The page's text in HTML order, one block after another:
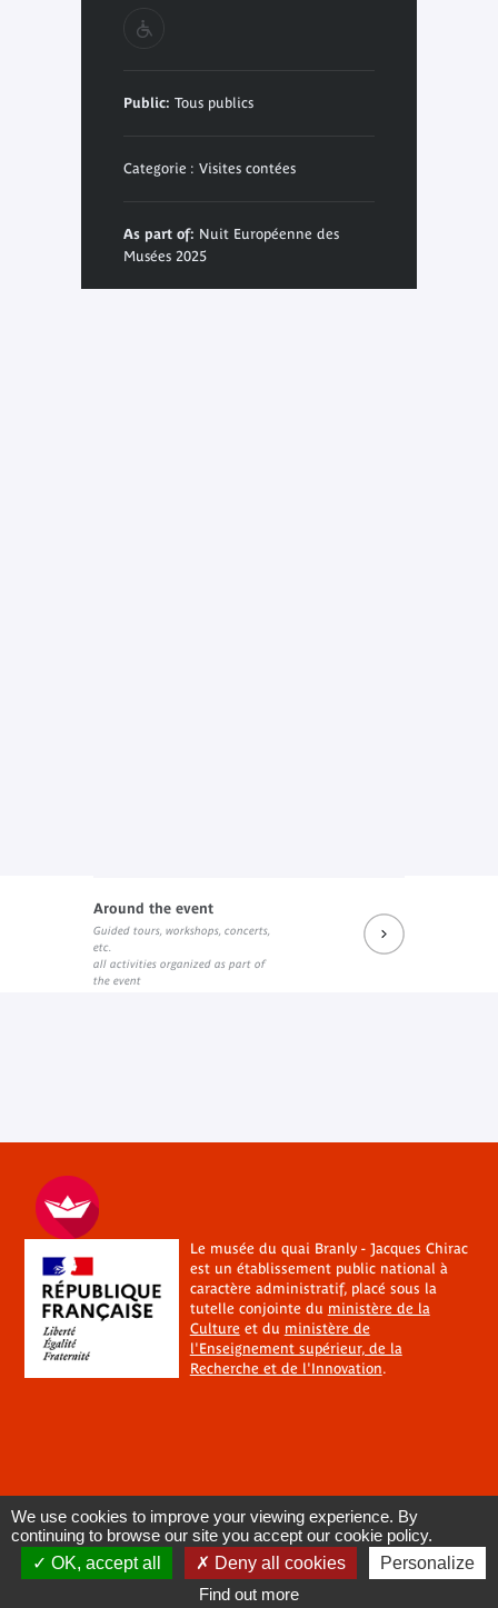
Public: Tous publics
Categorie : Visites contées
As part of: Nuit Européenne des
Musées 2025
Around the event
Guided tours, workshops, concerts,
etc.
all activities organized as part of
the event
Le musée du quai Branly - Jacques Chirac
est un établissement public national à
caractère administratif, placé sous la
tutelle conjointe du ministère de la
Cultureet du ministère de
l'Enseignement supérieur, de la
Recherche et de l'Innovation.
We use cookies to improve your viewing experience. By
continuing to browse our site you accept our cookie policy.
OK, accept all
Deny all cookies
Personalize
Find out more